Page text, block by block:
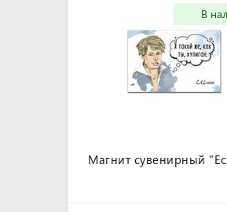
В
Магнит сувенирный